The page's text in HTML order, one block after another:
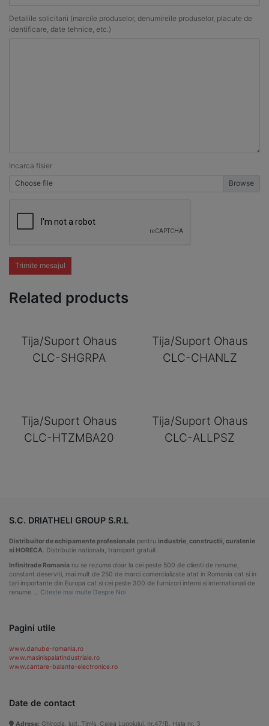
Detaliile solicitarii (marcile produselor, denumireile produselor, placute de
identificare, date tehnice, etc.)
Incarca fisier
Choose file
Trimite mesajul
Related products
Tija/Suport Ohaus
CLC-SHGRPA
Tija/Suport Ohaus
CLC-CHANLZ
Tija/Suport Ohaus
CLC-HTZMBA20
Tija/Suport Ohaus
CLC-ALLPSZ
S.C. DRIATHELI GROUP S.R.L
Distribuitor de echipamente profesionale pentru industrie, constructii, curatenie
si HORECA . Distributie nationala, transport gratuit.
Infinitrade Romania nu se rezuma doar la cei peste 500 de clienti de renume,
constant deserviti, mai mult de 250 de marci comercializate atat in Romania cat si in
tari importante din Europa cat si cei peste 300 de furnizori interni si internationali de
renume … Citeste mai multe Despre Noi
Pagini utile
www.danube-romania.ro
www.masinispalatindustriale.ro
www.cantare-balante-electronice.ro
Date de contact
Adresa: Ghiroda, jud. Timis, Calea Lugojului, nr.47/B, Hala nr. 3